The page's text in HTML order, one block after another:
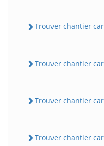
Trouver chantier
Trouver chantier
Trouver chantier
Trouver chantier